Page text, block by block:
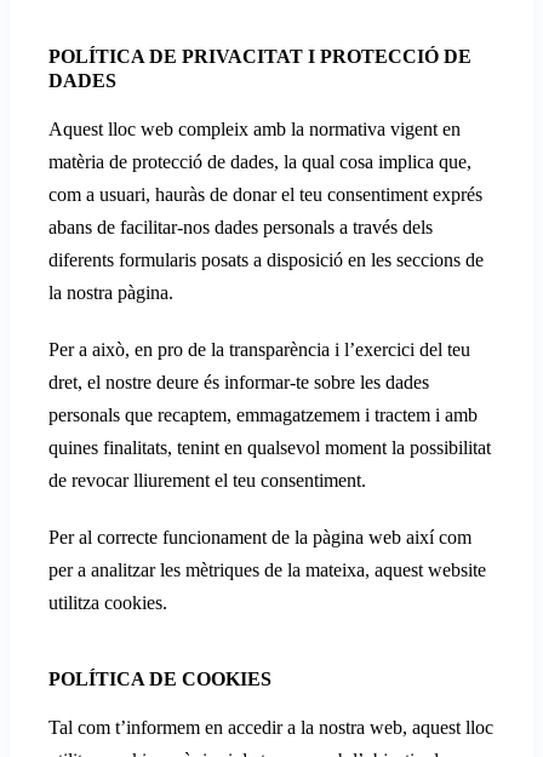
POLÍTICA DE PRIVACITAT I PROTECCIÓ DE
DADES
Aquest lloc web compleix amb la normativa vigent en
matèria de protecció de dades, la qual cosa implica que,
com a usuari, hauràs de donar el teu consentiment exprés
abans de facilitar-nos dades personals a través dels
diferents formularis posats a disposició en les seccions de
la nostra pàgina.
Per a això, en pro de la transparència i l’exercici del teu
dret, el nostre deure és informar-te sobre les dades
personals que recaptem, emmagatzemem i tractem i amb
quines finalitats, tenint en qualsevol moment la possibilitat
de revocar lliurement el teu consentiment.
Per al correcte funcionament de la pàgina web així com
per a analitzar les mètriques de la mateixa, aquest website
utilitza cookies.
POLÍTICA DE COOKIES
Tal com t’informem en accedir a la nostra web, aquest lloc